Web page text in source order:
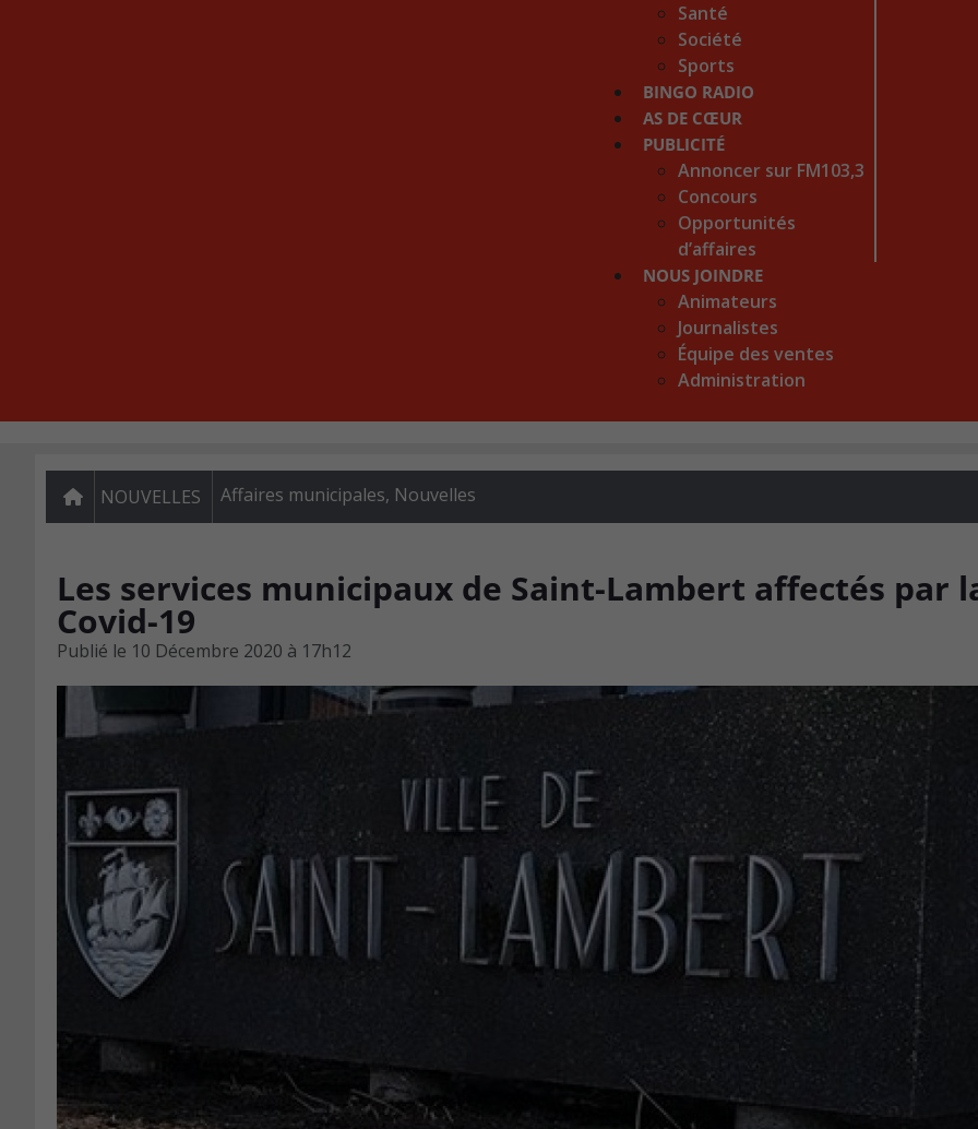
Santé
Société
Sports
BINGO RADIO
AS DE CŒUR
PUBLICITÉ
Annoncer sur FM103,3
Concours
Opportunités
d’affaires
NOUS JOINDRE
Animateurs
Journalistes
Équipe des ventes
Administration
NOUVELLES Affaires municipales, Nouvelles
Les services municipaux de Saint-Lambert affectés par
Covid-19
Publié le 10 Décembre 2020 à 17h12